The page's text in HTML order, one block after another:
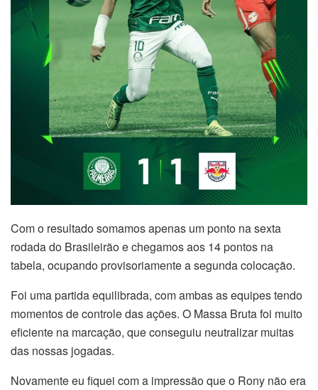
Com o resultado somamos apenas um ponto na sexta
rodada do Brasileirão e chegamos aos 14 pontos na
tabela, ocupando provisoriamente a segunda colocação.
Foi uma partida equilibrada, com ambas as equipes tendo
momentos de controle das ações. O Massa Bruta foi muito
eficiente na marcação, que conseguiu neutralizar muitas
das nossas jogadas.
Novamente eu fiquei com a impressão que o Rony não era